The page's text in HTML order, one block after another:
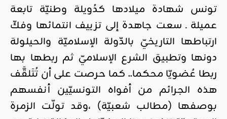
تونس شهادة ميلادها كدُويلة وطنيّة تابعة
عميلة ـ سعت جاهدة إلى تزييف انتمائها وفكّ
ارتباطها التاريخيّ بالدّولة الإسلاميّة والحيلولة
دونها وتطبيق الشرع الإسلاميّ ثم ربطها بها
ربطا عُضويّا محكما.. كما حرصت على أن تُتَلقَّف
هذه الجرائم من أفواه التونسيّين أنفسهم
بوصفها (مطالب شعبيّة) ،وقد تولّت الزمرة